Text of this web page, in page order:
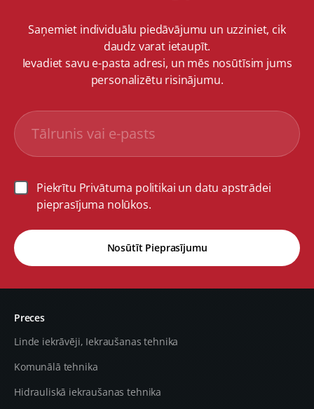
Saņemiet individuālu piedāvājumu un uzziniet, cik
daudz varat ietaupīt.
Ievadiet savu e-pasta adresi, un mēs nosūtīsim jums
personalizētu risinājumu.
Piekrītu Privātuma politikai un datu apstrādei
pieprasījuma nolūkos.
Nosūtīt Pieprasījumu
Preces
Linde iekrāvēji, Iekraušanas tehnika
Komunālā tehnika
Hidrauliskā iekraušanas tehnika